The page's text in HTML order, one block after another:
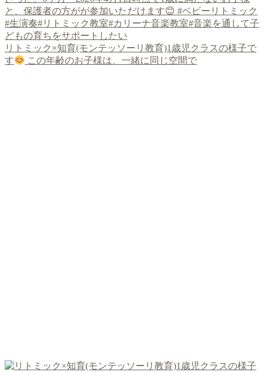
リトミック×知育(モンテッソーリ教育)1歳児クラスの様子で
す
この年齢のお子様は、一緒に同じ空間で